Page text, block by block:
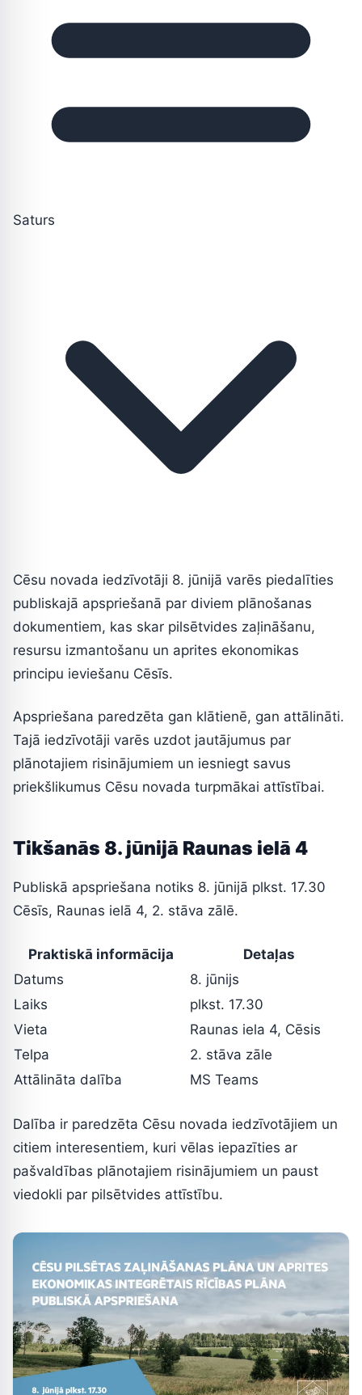
Saturs
Cēsu novada iedzīvotāji 8. jūnijā varēs piedalīties
publiskajā apspriešanā par diviem plānošanas
dokumentiem, kas skar pilsētvides zaļināšanu,
resursu izmantošanu un aprites ekonomikas
principu ieviešanu Cēsīs.
Apspriešana paredzēta gan klātienē, gan attālināti.
Tajā iedzīvotāji varēs uzdot jautājumus par
plānotajiem risinājumiem un iesniegt savus
priekšlikumus Cēsu novada turpmākai attīstībai.
Tikšanās 8. jūnijā Raunas ielā 4
Publiskā apspriešana notiks 8. jūnijā plkst. 17.30
Cēsīs, Raunas ielā 4, 2. stāva zālē.
Praktiskā informācija
Detaļas
Datums
8. jūnijs
Laiks
plkst. 17.30
Vieta
Raunas iela 4, Cēsis
Telpa
2. stāva zāle
Attālināta dalība
MS Teams
Dalība ir paredzēta Cēsu novada iedzīvotājiem un
citiem interesentiem, kuri vēlas iepazīties ar
pašvaldības plānotajiem risinājumiem un paust
viedokli par pilsētvides attīstību.